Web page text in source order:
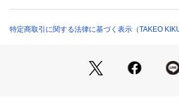
070-04911 （ショップ）
特定商取引に関する法律に基づく表示（TAKEO